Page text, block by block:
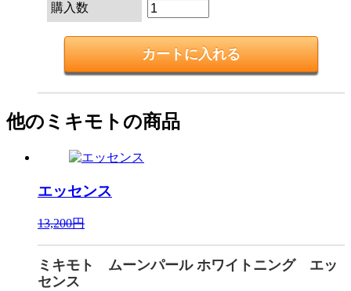
購入数
他のミキモトの商品
エッセンス
13,200円
ミキモト ムーンパール ホワイトニング エッ
センス